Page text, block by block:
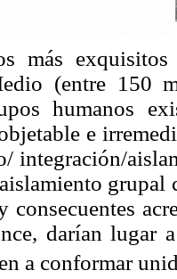
más
(entre 150
humanos
e
integración/
consecuentes
darían lugar
a conformar